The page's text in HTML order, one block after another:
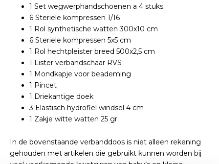
1 Set wegwerphandschoenen a 4 stuks
6 Steriele kompressen 1/16
1 Rol synthetische watten 300x10 cm
6 Steriele kompressen 5x5 cm
1 Rol hechtpleister breed 500x2,5 cm
1 Lister verbandschaar RVS
1 Mondkapje voor beademing
1 Pincet
1 Driekantige doek
3 Elastisch hydrofiel windsel 4 cm
1 Zakje witte watten 25 gr.
In de bovenstaande verbanddoos is niet alleen rekening
gehouden met artikelen die gebruikt kunnen worden bij